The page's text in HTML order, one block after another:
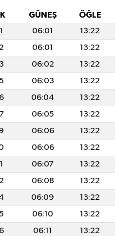
GÜNEŞ
ÖĞLE
06:01
13:22
06:01
13:22
06:02
13:22
06:03
13:22
06:04
13:22
06:05
13:22
06:06
13:22
06:06
13:22
06:07
13:22
06:08
13:22
06:09
13:22
06:10
13:22
06:11
13:22